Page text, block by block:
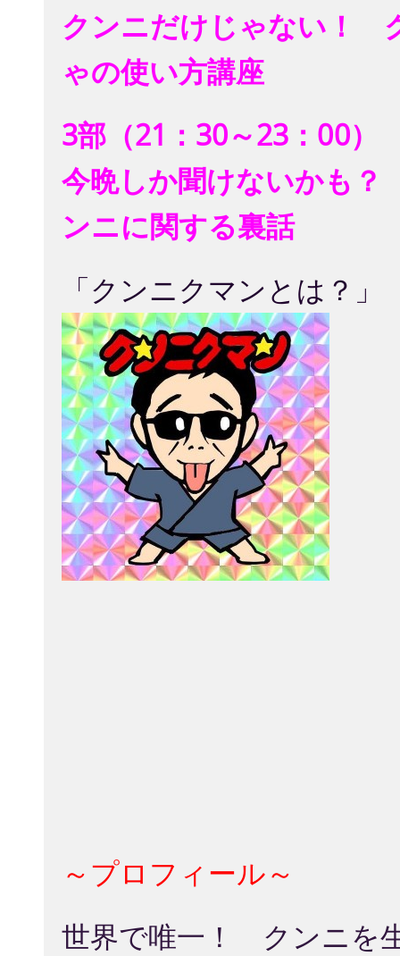
クンニだけじゃない！
ゃの使い方講座
3部（21：30～23：00）
今晩しか聞けないかも
ンニに関する裏話
「クンニクマンとは？」
～プロフィール～
世界で唯一！ クンニを